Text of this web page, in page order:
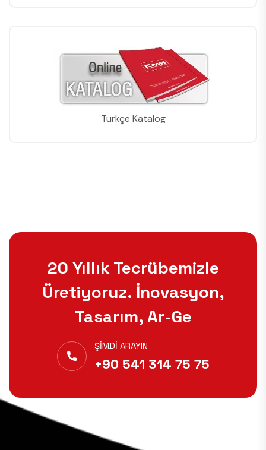
Türkçe Katalog
20 Yıllık Tecrübemizle
Üretiyoruz. İnovasyon,
Tasarım, Ar-Ge
ŞIMDI ARAYIN
+90 541 314 75 75